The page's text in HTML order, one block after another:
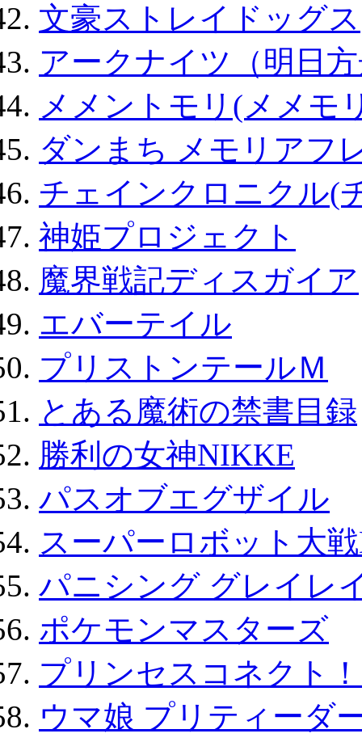
文豪ストレイドッグス
アークナイツ（明日
メメントモリ(メメモ
ダンまち メモリアフ
チェインクロニクル(
神姫プロジェクト
魔界戦記ディスガイア
エバーテイル
プリストンテールＭ
とある魔術の禁書目録
勝利の女神NIKKE
パスオブエグザイル
スーパーロボット大
パニシング グレイレ
ポケモンマスターズ
プリンセスコネクト
ウマ娘 プリティーダ